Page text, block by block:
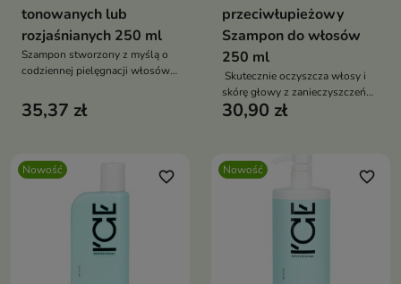
tonowanych lub
rozjaśnianych 250 ml
Szampon stworzony z myślą o
codziennej pielęgnacji włosów
farbowanych, tonowanych i
rozjaśnianych.
35,37 zł
przeciwłupieżowy
Szampon do włosów
250 ml
Skutecznie oczyszcza włosy i
skórę głowy z zanieczyszczeń
oraz nadmiaru sebum.
30,90 zł
Nowość favorite_border Nowość favorite_border